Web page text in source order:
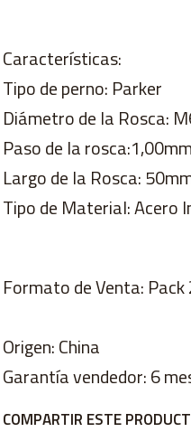
Características:
Tipo de perno: Parker
Diámetro de la Rosca:
Paso de la rosca:1,00mm
Largo de la Rosca:
Tipo de Material: Acero
Formato de Venta: Pack
Origen: China
Garantía vendedor: 6
COMPARTIR ESTE